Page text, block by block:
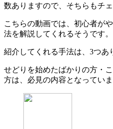
数ありますので、そちらもチ
こちらの動画では、初心者が
法を解説してくれるそうです。
紹介してくれる手法は、3つあ
せどりを始めたばかりの方・
方は、必見の内容となっていま